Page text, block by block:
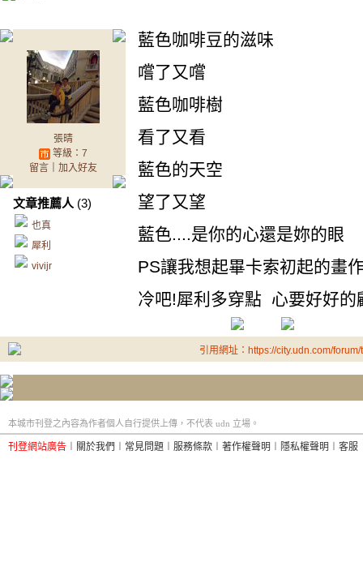
張晴
等級：7
留言｜ 加入好友
文章推薦人 (3)
也真
犀利
vivijr
藍色咖啡豆的滋味
嚐了又嚐
藍色咖啡樹
看了又看
藍色的天空
望了又望
藍色....是你的心還是妳的眼
PS讓我想起畢卡索初起的畫
冷吧!犀利多穿點 心要好好的
引用網址：https://city.udn.com/
本城市刊登之內容為作者個人自行提供上傳，不代表 udn 立場。
刊登網站廣告 關於我們 常見問題 服務條款 著作權聲明 隱私權聲明 客服